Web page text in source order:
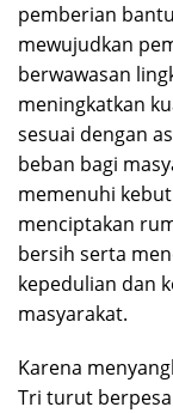
pemberian
mewujudkan
berwawasan
meningkatkan
sesuai dengan
beban bagi
memenuhi
menciptakan
bersih serta
kepedulian dan
masyarakat.
Karena
Tri turut